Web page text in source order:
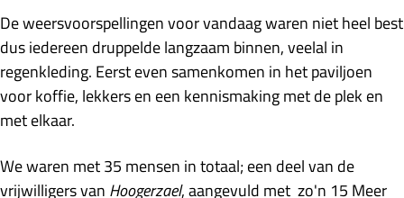
De weersvoorspellingen voor vandaag waren niet heel best
dus iedereen druppelde langzaam binnen, veelal in
regenkleding. Eerst even samenkomen in het paviljoen
voor koffie, lekkers en een kennismaking met de plek en
met elkaar.
We waren met 35 mensen in totaal; een deel van de
vrijwilligers van Hoogerzael, aangevuld met zo'n 15 Meer